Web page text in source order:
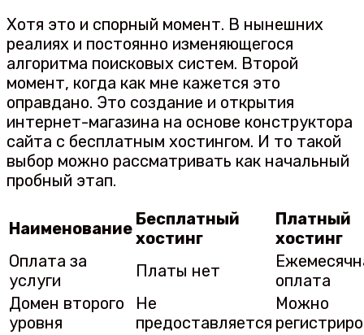
Хотя это и спорный момент. В нынешних
реалиях и постоянно изменяющегося
алгоритма поисковых систем. Второй
момент, когда как мне кажется это
оправдано. Это создание и открытия
интернет-магазина на основе конструктора
сайта с бесплатным хостингом. И то такой
выбор можно рассматривать как начальный
пробный этап.
Наименование Бесплатный
хостинг
Платный
хостинг
Оплата за
услуги
Платы нет
оплата
Домен второго
уровня
Не
предоставляется
Можно